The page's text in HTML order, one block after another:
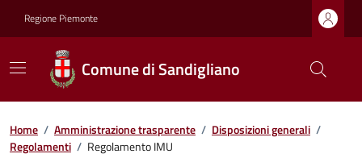
Regione Piemonte
Comune di Sandigliano
Home / Amministrazione trasparente / Disposizioni generali /
Regolamenti / Regolamento IMU